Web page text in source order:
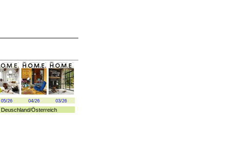
05/26 04/26 03/26
Deuschland/Österreich